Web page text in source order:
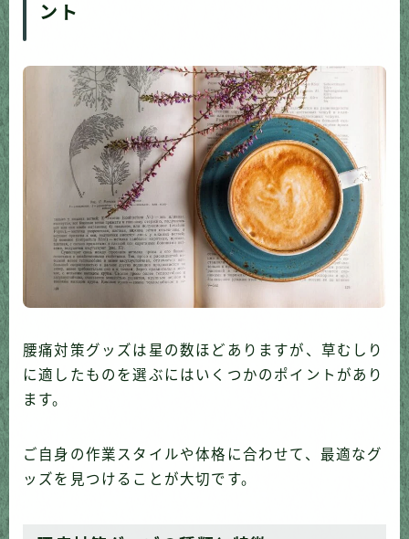
ント
腰痛対策グッズは星の数ほどありますが、草むしり
に適したものを選ぶにはいくつかのポイントがあり
ます。
ご自身の作業スタイルや体格に合わせて、最適なグ
ッズを見つけることが大切です。